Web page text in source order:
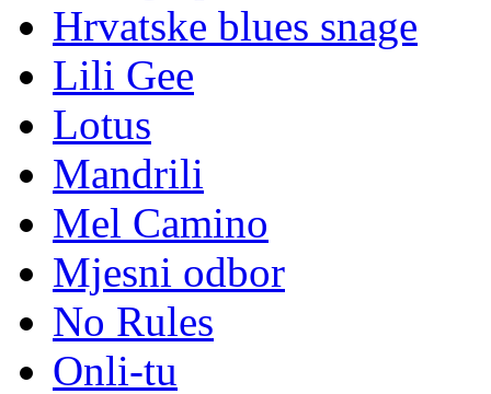
Hrvatske blues snage
Lili Gee
Lotus
Mandrili
Mel Camino
Mjesni odbor
No Rules
Onli-tu